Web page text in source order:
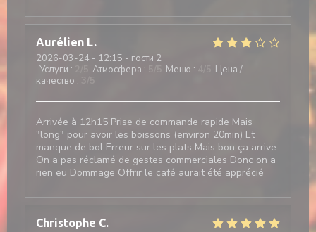
Aurélien L
2026-03-24 - 12:15 - гости 2
Услуги : Атмосфера : Меню :
Цена /
качество :
Arrivée à 12h15 Prise de commande rapide Mais
"long" pour avoir les boissons (environ 20min) Et
manque de bol Erreur sur les plats Mais bon ça arrive
On a pas réclamé de gestes commerciales Donc on a
rien eu Dommage Offrir le café aurait été apprécié
Christophe C